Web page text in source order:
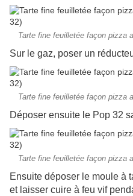
Tarte fine feuilletée façon pizza
Sur le gaz, poser un
Tarte fine feuilletée façon pizza
Déposer ensuite le Pop 32
Tarte fine feuilletée façon pizza
Ensuite déposer le moule à
et laisser cuire à feu vif